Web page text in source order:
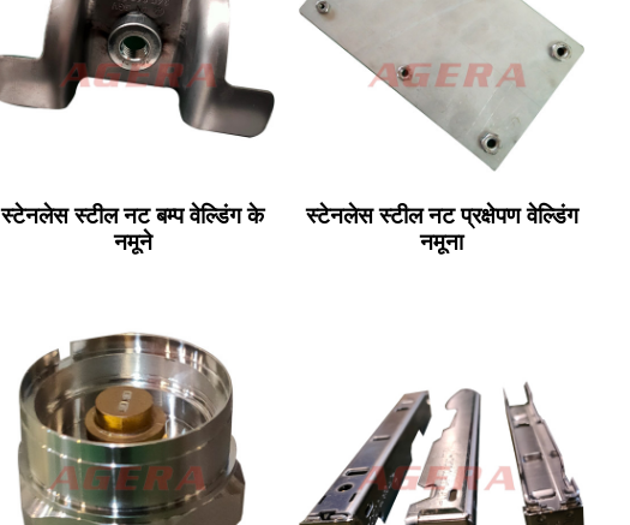
स्टेनलेस स्टील नट बम्प वेल्डिंग के
नमूने
स्टेनलेस स्टील नट प्रक्षेपण वेल्डिंग
नमूना